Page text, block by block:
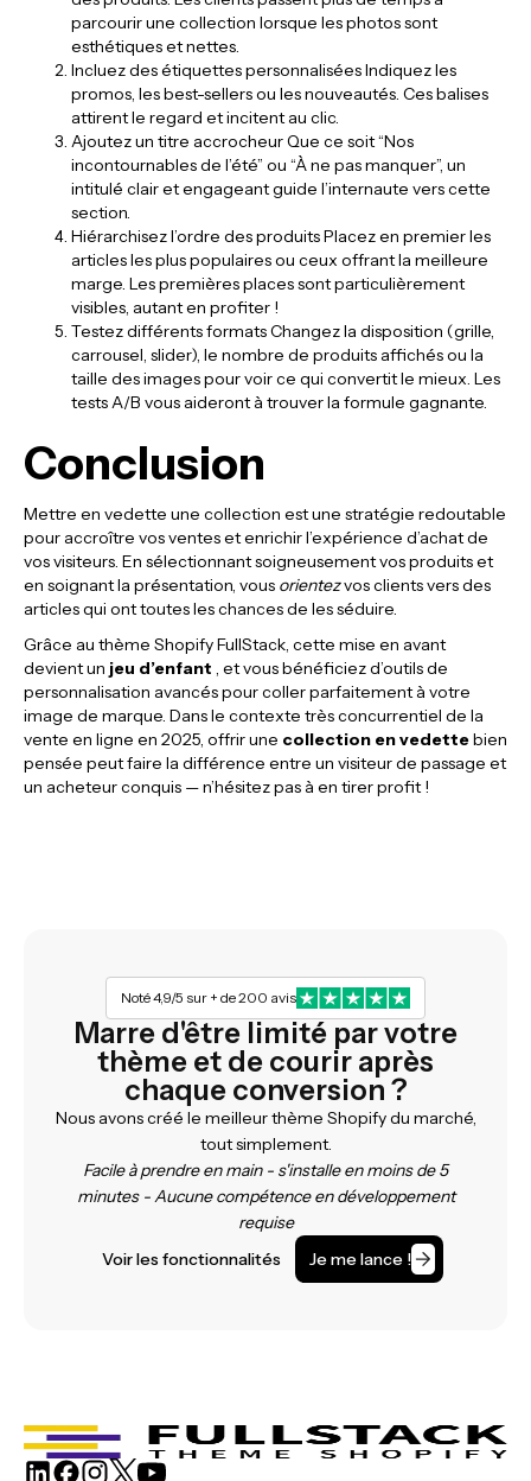
parcourir une collection lorsque les photos sont
esthétiques et nettes.
Incluez des étiquettes personnalisées Indiquez les
promos, les best-sellers ou les nouveautés. Ces balises
attirent le regard et incitent au clic.
Ajoutez un titre accrocheur Que ce soit “Nos
incontournables de l’été” ou “À ne pas manquer”, un
intitulé clair et engageant guide l’internaute vers cette
section.
Hiérarchisez l’ordre des produits Placez en premier les
articles les plus populaires ou ceux offrant la meilleure
marge. Les premières places sont particulièrement
visibles, autant en profiter !
Testez différents formats Changez la disposition (grille,
carrousel, slider), le nombre de produits affichés ou la
taille des images pour voir ce qui convertit le mieux. Les
tests A/B vous aideront à trouver la formule gagnante.
Conclusion
Mettre en vedette une collection est une stratégie redoutable
pour accroître vos ventes et enrichir l’expérience d’achat de
vos visiteurs. En sélectionnant soigneusement vos produits et
en soignant la présentation, vous orientezvos clients vers des
articles qui ont toutes les chances de les séduire.
Grâce au thème Shopify FullStack, cette mise en avant
devient un jeu d’enfant , et vous bénéficiez d’outils de
personnalisation avancés pour coller parfaitement à votre
image de marque. Dans le contexte très concurrentiel de la
vente en ligne en 2025, offrir une collection en vedettebien
pensée peut faire la différence entre un visiteur de passage et
un acheteur conquis — n’hésitez pas à en tirer profit !
Noté 4,9/5 sur + de 200 avis
Marre d'être limité par votre
thème et de courir après
chaque conversion ?
Nous avons créé le meilleur thème Shopify du marché,
tout simplement.
Facile à prendre en main - s'installe en moins de 5
minutes - Aucune compétence en développement
requise
Voir les fonctionnalités
Je me lance !